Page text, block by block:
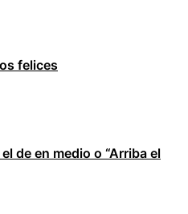
felices
de en medio o “Arriba el